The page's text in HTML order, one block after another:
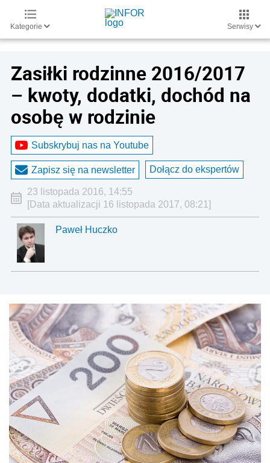
Kategorie Serwisy
Zasiłki rodzinne 2016/2017
– kwoty, dodatki, dochód na
osobę w rodzinie
Subskrybuj nas na Youtube
Zapisz się na newsletter Dołącz do ekspertów
23 listopada 2016, 14:55
[Data aktualizacji 16 listopada 2017, 08:21]
Paweł Huczko